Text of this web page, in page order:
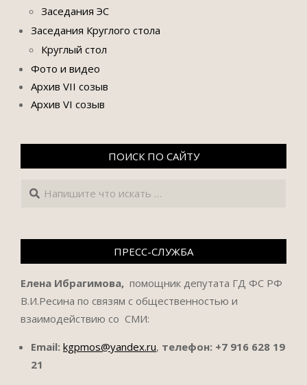
Заседания ЭС
Заседания Круглого стола
Круглый стол
Фото и видео
Архив VII созыв
Архив VI созыв
ПОИСК ПО САЙТУ
Поиск
ПРЕСС-СЛУЖБА
Елена Ибрагимова, помощник депутата ГД ФС РФ
В.И.Ресина по связям с общественностью и
взаимодействию со СМИ:
Email: kgpmos@yandex.ru, телефон: +7 916 628 19
21